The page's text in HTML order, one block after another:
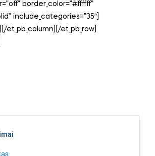
border_color=”#ffffff”
include_categories=”35″]
et_pb_column][/et_pb_row]